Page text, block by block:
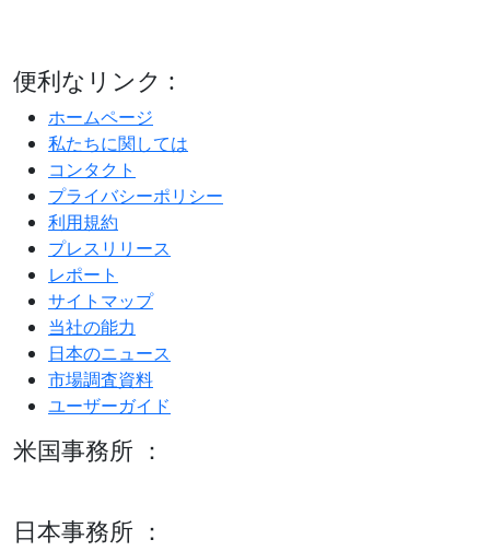
便利なリンク :
ホームページ
私たちに関しては
コンタクト
プライバシーポリシー
利用規約
プレスリリース
レポート
サイトマップ
当社の能力
日本のニュース
市場調査資料
ユーザーガイド
米国事務所 ：
日本事務所 ：